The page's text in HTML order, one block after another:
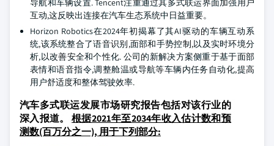
导航和车辆设置. Tencent注重通过其多式联运界面加强用户
互动,这反映出连接在汽车生态系统中日益重要。
Horizon Robotics在2024年初揭幕了其AI驱动的车辆互动系
统,该系统整合了语音识别,面部和手势控制,以及实时环境分
析,以改善安全和个性化. 公司的新解决方案侧重于基于面部
表情和语音指令,调整舱温或导航等车辆内任务自动化,提高
用户舒适度和整体驾驶效率.
汽车多式联运发展市场研究报告包括对该行业的
深入报道。根据2021年至2034年收入估计数和预
测数(百万分之一), 用于下列部分: